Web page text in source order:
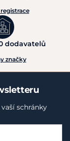
dodavatelů
značky
schránky